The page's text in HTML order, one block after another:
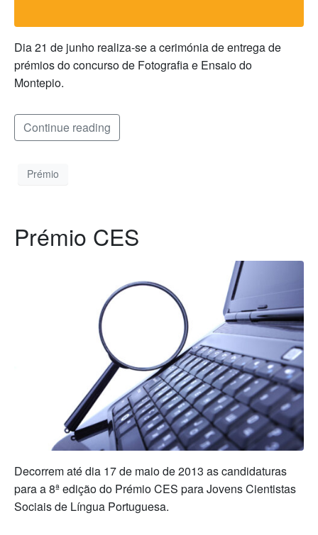
Dia 21 de junho realiza-se a cerimónia de entrega de
prémios do concurso de Fotografia e Ensaio do
Montepio.
Continue reading
Prémio
Prémio CES
Decorrem até dia 17 de maio de 2013 as candidaturas
para a 8ª edição do Prémio CES para Jovens Cientistas
Sociais de Língua Portuguesa.